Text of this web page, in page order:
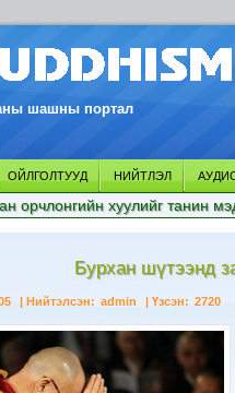
шашны портал
ОЙЛГОЛТУУД НИЙТЛЭЛ
орчлонгийн хуулийг танин
Бурхан шүтээнд
| Нийтэлсэн: admin | Үзсэн: 2720